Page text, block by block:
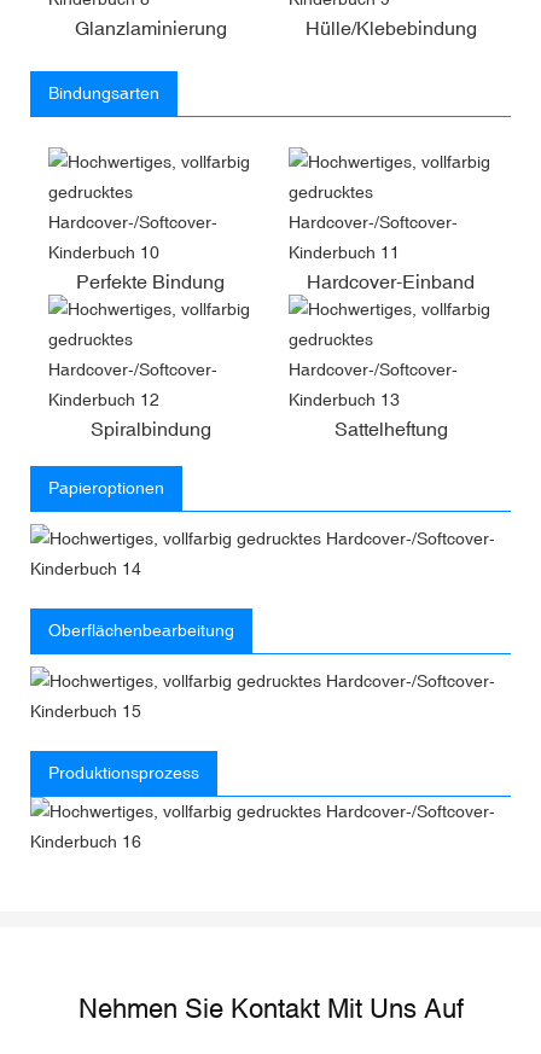
Glanzlaminierung Hülle/Klebebindung
Bindungsarten
Perfekte Bindung Hardcover-Einband
Spiralbindung Sattelheftung
Papieroptionen
Oberflächenbearbeitung
Produktionsprozess
Nehmen Sie Kontakt Mit Uns Auf